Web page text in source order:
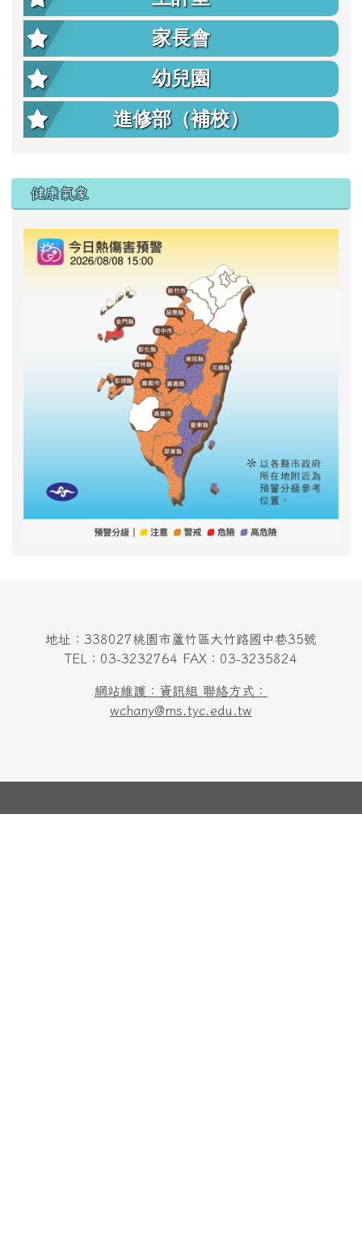
家長會
幼兒園
進修部（補校）
右邊區域內容
健康氣象
地址：338027桃園市蘆竹區大竹路國中巷35號
TEL：03-3232764 FAX：03-3235824
網站維護：資訊組 聯絡方式：
wchany@ms.tyc.edu.tw